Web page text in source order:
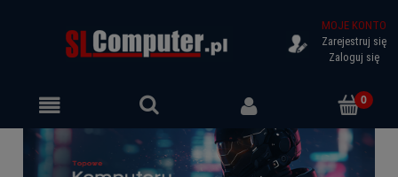
MOJE KONTO
Zarejestruj się
Zaloguj się